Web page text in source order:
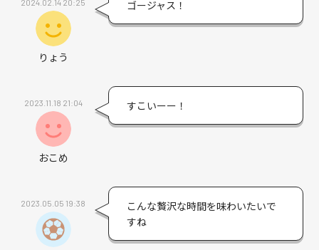
2024.02.14 20:25
りょう
ゴージャス！
2023.11.18 21:04
おこめ
すこいーー！
2023.05.05 19:38
こんな贅沢な時間を味わいたいで
すね